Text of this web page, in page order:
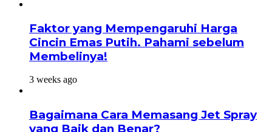
Faktor yang Mempengaruhi Harga
Cincin Emas Putih. Pahami sebelum
Membelinya!
3 weeks ago
Bagaimana Cara Memasang Jet Spray
yang Baik dan Benar?